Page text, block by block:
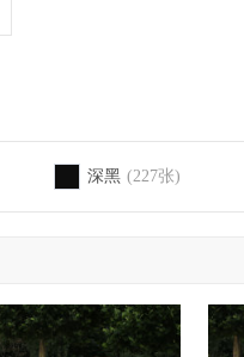
深黑 (227张)